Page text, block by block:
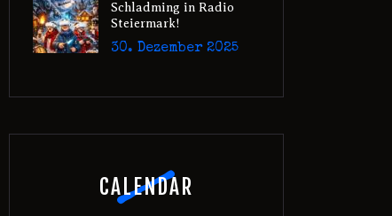
Schladming in Radio
Steiermark!
30. Dezember 2025
CALENDAR